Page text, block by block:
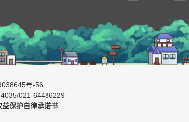
号-56
021-64486229
益保护自律承诺书